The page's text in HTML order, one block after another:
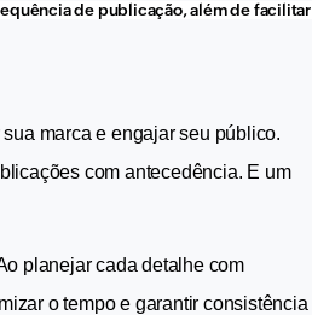
de publicação, além de facilitar
marca e engajar seu público.
com antecedência. E um
planejar cada detalhe com
o tempo e garantir consistência